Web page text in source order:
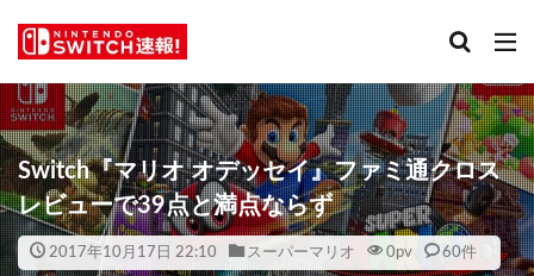
Switch『マリオ オデッセイ』ファミ通クロス
レビューで39点と満点ならず
2017年10月17日 22:10 スーパーマリオ 0pv 60件